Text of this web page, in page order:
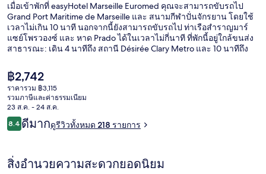
เมื่อเข้าพักที่ easyHotel Marseille Euromed คุณจะสามารถขับรถไป
Grand Port Maritime de Marseille และ สนามกีฬาปั่นจักรยาน โดยใช้
เวลาไม่เกิน 10 นาที นอกจากนี้ยังสามารถขับรถไป ท่าเรือสำราญมาร์
แซย์โพรวองซ์ และ หาด Prado ได้ในเวลาไม่กี่นาที ที่พักนี้อยู่ใกล้ขนส่ง
สาธารณะ: เดิน 4 นาทีถึง สถานี Désirée Clary Metro และ 10 นาทีถึง
ราคา
ปัจจุบัน
฿2,742
฿2,742
ราคารวม ฿3,115
รวมภาษีและค่าธรรมเนียม
23 ส.ค. - 24 ส.ค.
รีวิว
8.48.4 จาก 10
ดีมากดูรีวิวทั้งหมด 218 รายการ
สิ่งอำนวยความสะดวกยอดนิยม